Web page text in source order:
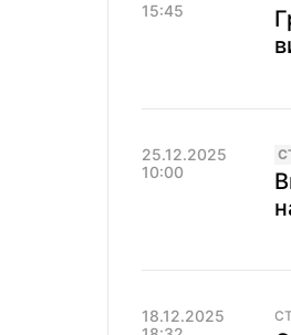
15:45
25.12.2025
10:00
18.12.2025